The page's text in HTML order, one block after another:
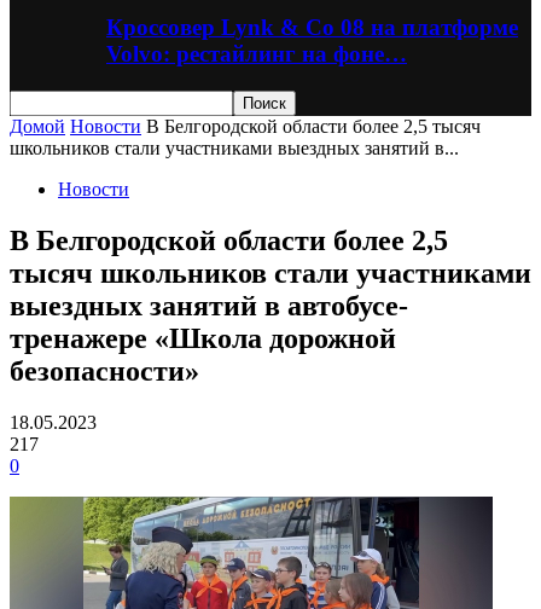
Кроссовер Lynk & Co 08 на платформе
Volvo: рестайлинг на фоне…
Домой Новости В Белгородской области более 2,5 тысяч
школьников стали участниками выездных занятий в...
Новости
В Белгородской области более 2,5
тысяч школьников стали участниками
выездных занятий в автобусе-
тренажере «Школа дорожной
безопасности»
18.05.2023
217
0